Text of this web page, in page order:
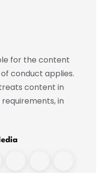
for the content
conduct applies.
content in
in